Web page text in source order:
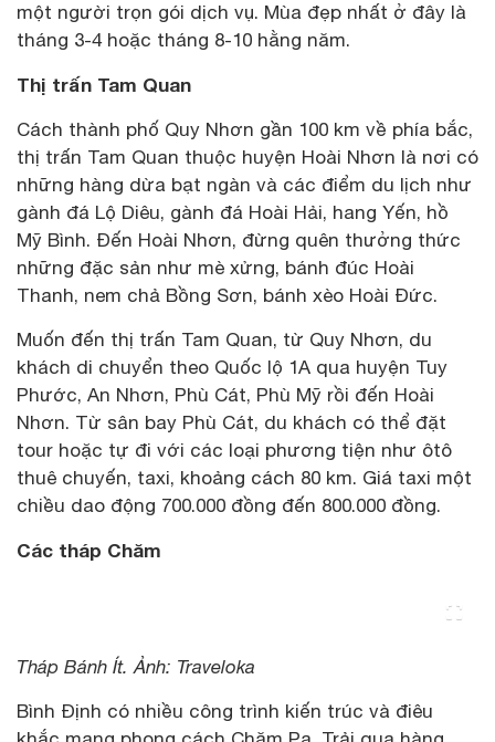
một người trọn gói dịch vụ. Mùa đẹp nhất ở đây là
tháng 3-4 hoặc tháng 8-10 hằng năm.
Thị trấn Tam Quan
Cách thành phố Quy Nhơn gần 100 km về phía bắc,
thị trấn Tam Quan thuộc huyện Hoài Nhơn là nơi có
những hàng dừa bạt ngàn và các điểm du lịch như
gành đá Lộ Diêu, gành đá Hoài Hải, hang Yến, hồ
Mỹ Bình. Đến Hoài Nhơn, đừng quên thưởng thức
những đặc sản như mè xửng, bánh đúc Hoài
Thanh, nem chả Bồng Sơn, bánh xèo Hoài Đức.
Muốn đến thị trấn Tam Quan, từ Quy Nhơn, du
khách di chuyển theo Quốc lộ 1A qua huyện Tuy
Phước, An Nhơn, Phù Cát, Phù Mỹ rồi đến Hoài
Nhơn. Từ sân bay Phù Cát, du khách có thể đặt
tour hoặc tự đi với các loại phương tiện như ôtô
thuê chuyến, taxi, khoảng cách 80 km. Giá taxi một
chiều dao động 700.000 đồng đến 800.000 đồng.
Các tháp Chăm
Tháp Bánh Ít. Ảnh: Traveloka
Bình Định có nhiều công trình kiến trúc và điêu